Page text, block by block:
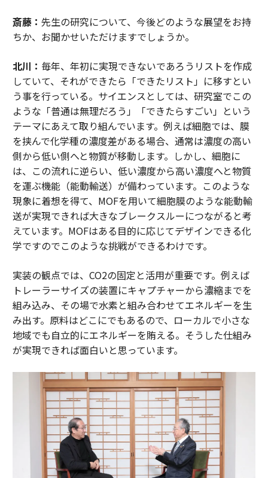
斎藤： 先生の研究について、今後どのような展望をお持
ちか、お聞かせいただけますでしょうか。
北川： 毎年、年初に実現できないであろうリストを作成
していて、それができたら「できたリスト」に移すとい
う事を行っている。サイエンスとしては、研究室でこの
ような「普通は無理だろう」「できたらすごい」という
テーマにあえて取り組んでいます。例えば細胞では、膜
を挟んで化学種の濃度差がある場合、通常は濃度の高い
側から低い側へと物質が移動します。しかし、細胞に
は、この流れに逆らい、低い濃度から高い濃度へと物質
を運ぶ機能（能動輸送）が備わっています。このような
現象に着想を得て、MOFを用いて細胞膜のような能動輸
送が実現できれば大きなブレークスルーにつながると考
えています。MOFはある目的に応じてデザインできる化
学ですのでこのような挑戦ができるわけです。
実装の観点では、CO2の固定と活用が重要です。例えば
トレーラーサイズの装置にキャプチャーから濃縮までを
組み込み、その場で水素と組み合わせてエネルギーを生
み出す。原料はどこにでもあるので、ローカルで小さな
地域でも自立的にエネルギーを賄える。そうした仕組み
が実現できれば面白いと思っています。